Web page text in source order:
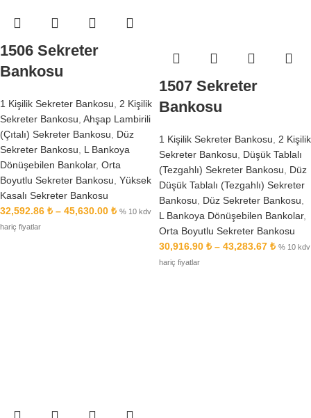
1506 Sekreter
Bankosu
1 Kişilik Sekreter Bankosu
2 Kişilik
Sekreter Bankosu Ahşap Lambirili
(Çıtalı) Sekreter Bankosu
Düz
Sekreter Bankosu
L Bankoya
Dönüşebilen Bankolar, Orta
Boyutlu Sekreter Bankosu Yüksek
Kasalı Sekreter Bankosu
32,592.86 ₺ – 45,630.00 ₺ % 10 kdv
hariç fiyatlar
1507 Sekreter
Bankosu
1 Kişilik Sekreter Bankosu, 2 Kişilik
Sekreter Bankosu, Düşük Tablalı
(Tezgahlı) Sekreter Bankosu, Düz
Düşük Tablalı (Tezgahlı) Sekreter
Bankosu, Düz Sekreter Bankosu,
L Bankoya Dönüşebilen Bankolar,
Orta Boyutlu Sekreter Bankosu
30,916.90 ₺ – 43,283.67 ₺ % 10 kdv
hariç fiyatlar